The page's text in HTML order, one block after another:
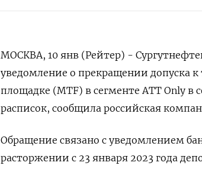
МОСКВА, 10 янв (Рейтер) -
уведомление о прекращении допуска
площадке (MTF) в сегменте ATT Only в
расписок, сообщила российская
Обращение связано с уведомлением
расторжении с 23 января 2023 года